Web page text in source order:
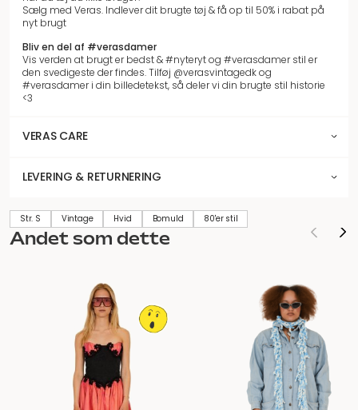
Sælg med Veras. Indlever dit brugte tøj & få op til 50% i rabat på
nyt brugt
Bliv en del af #verasdamer
Vis verden at brugt er bedst & #nyteryt og #verasdamer stil er
den svedigeste der findes. Tilføj @verasvintagedk og
#verasdamer i din billedetekst, så deler vi din brugte stil historie
<3
VERAS CARE
LEVERING & RETURNERING
Str. S Vintage Hvid Bomuld 80'er stil
Andet som dette